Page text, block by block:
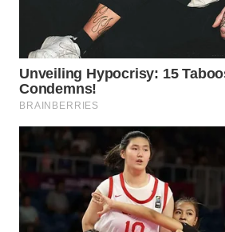
PRIANGAN
TIMUR
WN
WN
SOLO